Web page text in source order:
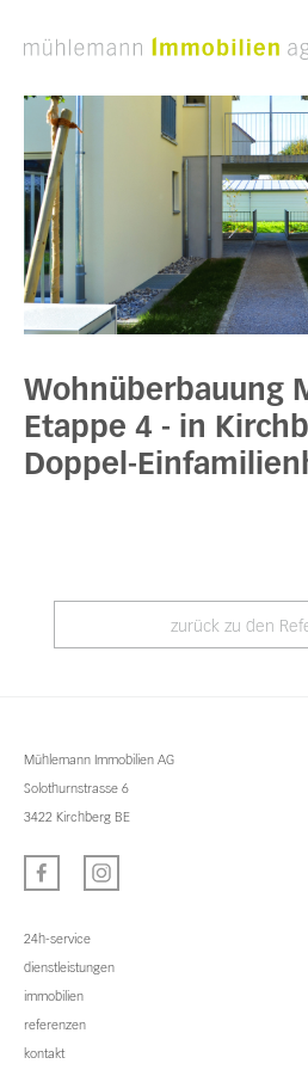
Wohnüberbauung
Etappe 4 - in
Doppel-
zurück zu den
Mühlemann Immobilien AG
Solothurnstrasse 6
3422 Kirchberg BE
24h-service
dienstleistungen
immobilien
referenzen
kontakt